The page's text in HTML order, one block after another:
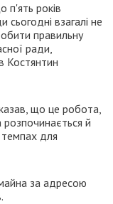
п'ять років
взагалі не
правильну
ради,
Костянтин
що це робота,
й
для
за адресою